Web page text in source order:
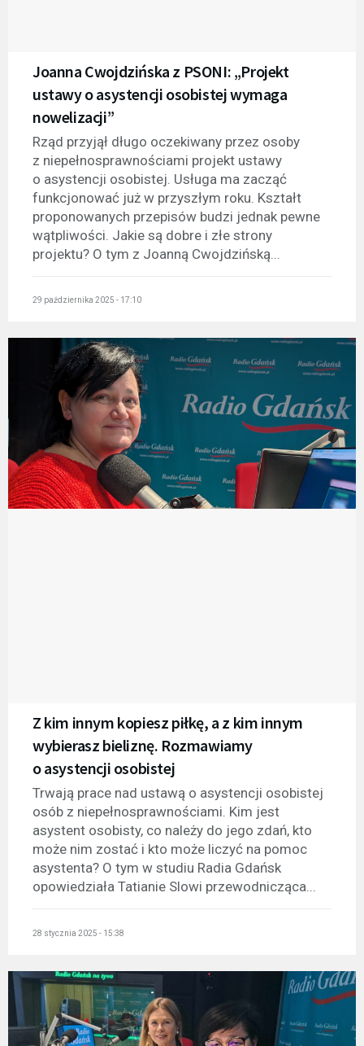
Joanna Cwojdzińska z PSONI: „Projekt
ustawy o asystencji osobistej wymaga
nowelizacji”
Rząd przyjął długo oczekiwany przez osoby
z niepełnosprawnościami projekt ustawy
o asystencji osobistej. Usługa ma zacząć
funkcjonować już w przyszłym roku. Kształt
proponowanych przepisów budzi jednak pewne
wątpliwości. Jakie są dobre i złe strony
projektu? O tym z Joanną Cwojdzińską...
29 października 2025 - 17:10
Z kim innym kopiesz piłkę, a z kim innym
wybierasz bieliznę. Rozmawiamy
o asystencji osobistej
Trwają prace nad ustawą o asystencji osobistej
osób z niepełnosprawnościami. Kim jest
asystent osobisty, co należy do jego zdań, kto
może nim zostać i kto może liczyć na pomoc
asystenta? O tym w studiu Radia Gdańsk
opowiedziała Tatianie Slowi przewodnicząca...
28 stycznia 2025 - 15:38